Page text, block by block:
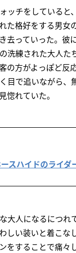
ッチをしている
た格好をする男
去っていった。
洗練された大人
の方がよっぽど
目で追いながら
惚れていた。
スハイドのライダ
大人になるにつ
しい装いと着こ
をすることで痛